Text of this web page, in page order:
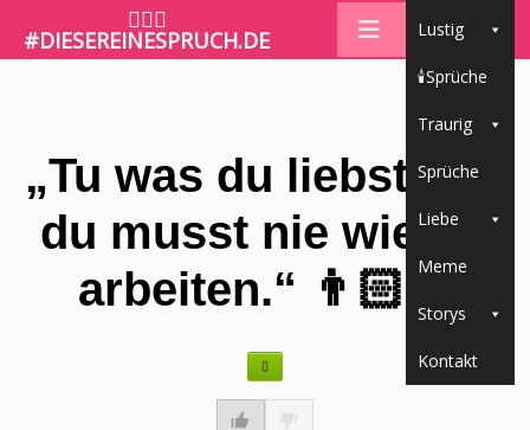
🤷🏼‍♀️
#DIESEREINESPRUCH.DE Lustig
🕯Sprüche
Traurig
Sprüche
Liebe
Meme
Storys
Kontakt
„Tu was du liebst und
du musst nie wieder
arbeiten.“ 👨🏻‍🚀